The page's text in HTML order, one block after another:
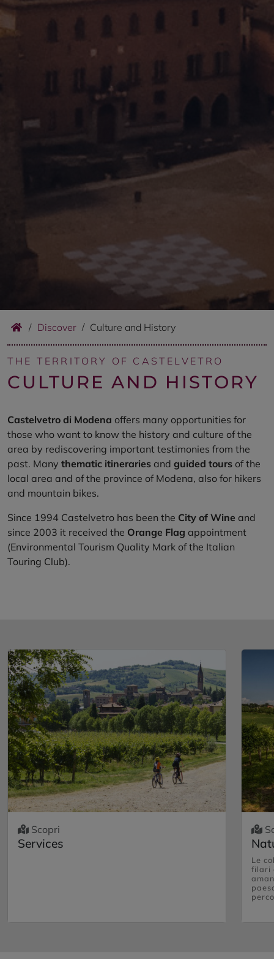
/ Discover Culture and History
THE TERRITORY OF CASTELVETRO
CULTURE AND HISTORY
Castelvetro di Modena offers many opportunities for
those who want to know the history and culture of the
area by rediscovering important testimonies from the
past. Many thematic itineraries and guided tours of the
local area and of the province of Modena, also for hikers
and mountain bikes.
Since 1994 Castelvetro has been the City of Wine and
since 2003 it received the Orange Flag appointment
(Environmental Tourism Quality Mark of the Italian
Touring Club).
CASTELVETRO
Scopri
Services
Le
filari